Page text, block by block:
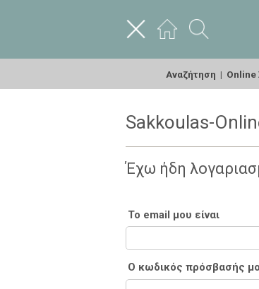
Αναζήτηση | Online
Sakkoulas-
Έχω ήδη
Το email μου είναι
Ο κωδικός πρόσβασής